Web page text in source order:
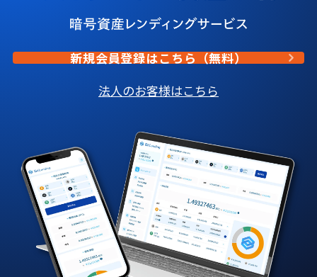
新規会員登録はこちら（無料）
法人のお客様はこちら